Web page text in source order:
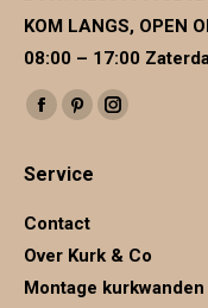
KOM LANGS, OPEN
08:00 – 17:00
Vind ons op:
Facebook
opens
Pinterest
opens
Instagram
Service
Contact
Over Kurk & Co
Montage